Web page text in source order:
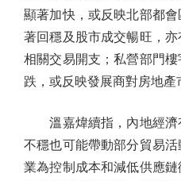
顯著加快，或反映北部都
著回穩及股市成交暢旺，
相關交易開支；私營部門
跌，或反映發展商對房地產
溫嘉煒續指，內地經濟
不穩也可能帶動部分貿易
業為控制成本和減低供應